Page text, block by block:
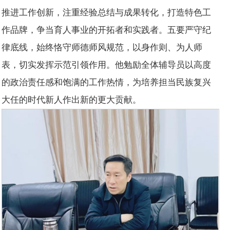
推进工作创新，注重经验总结与成果转化，打造特色工
作品牌，争当育人事业的开拓者和实践者。五要严守纪
律底线，始终恪守师德师风规范，以身作则、为人师
表，切实发挥示范引领作用。他勉励全体辅导员以高度
的政治责任感和饱满的工作热情，为培养担当民族复兴
大任的时代新人作出新的更大贡献。